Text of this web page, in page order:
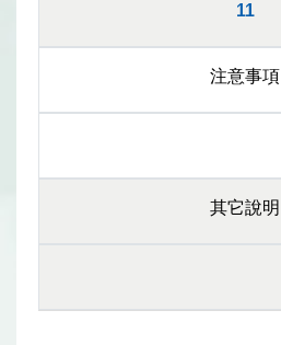
11
注意事項
其它說明